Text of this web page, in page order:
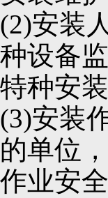
(2)安装
种设备
特种安
(3)安装
的单位
作业安